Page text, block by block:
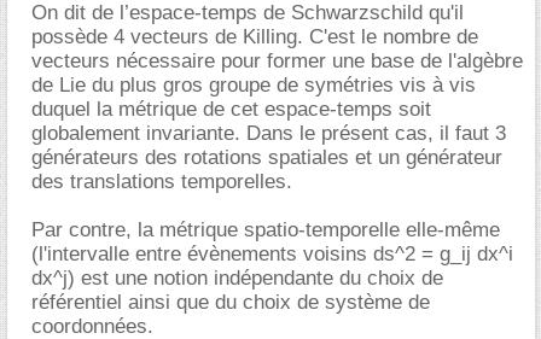
On dit de l’espace-temps de Schwarzschild qu'il
possède 4 vecteurs de Killing. C'est le nombre de
vecteurs nécessaire pour former une base de l'algèbre
de Lie du plus gros groupe de symétries vis à vis
duquel la métrique de cet espace-temps soit
globalement invariante. Dans le présent cas, il faut 3
générateurs des rotations spatiales et un générateur
des translations temporelles.
Par contre, la métrique spatio-temporelle elle-même
(l'intervalle entre évènements voisins ds^2 = g_ij dx^i
dx^j) est une notion indépendante du choix de
référentiel ainsi que du choix de système de
coordonnées.